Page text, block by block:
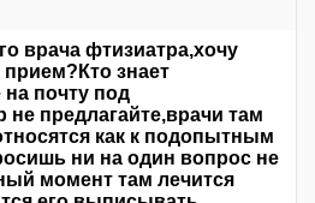
врача фтизиатра,хочу
знает
почту под
не предлагайте,врачи там
как к подопытным
ни на один вопрос не
момент там лечится